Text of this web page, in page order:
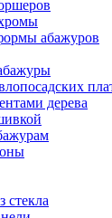
абажуров
дерева
стекла